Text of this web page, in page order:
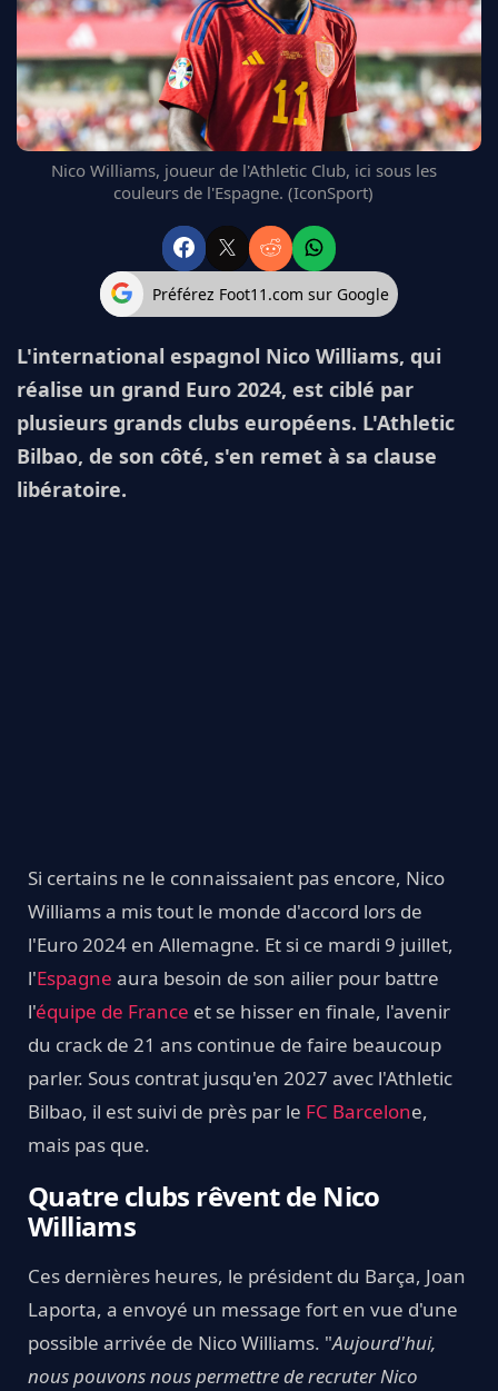
FC BARCELONE
MANCHESTER UNITED
CHELSEA
ARSENAL
BAYERN
L'AVIS DE LA RÉDAC'
Nico Williams, joueur de l'Athletic Club, ici sous les
couleurs de l'Espagne. (IconSport)
Préférez Foot11.com sur Google
L'international espagnol Nico Williams, qui
réalise un grand Euro 2024, est ciblé par
plusieurs grands clubs européens. L'Athletic
Bilbao, de son côté, s'en remet à sa clause
libératoire.
Si certains ne le connaissaient pas encore, Nico
Williams a mis tout le monde d'accord lors de
l'Euro 2024 en Allemagne. Et si ce mardi 9 juillet,
l'Espagne aura besoin de son ailier pour battre
l'équipe de France et se hisser en finale, l'avenir
du crack de 21 ans continue de faire beaucoup
parler. Sous contrat jusqu'en 2027 avec l'Athletic
Bilbao, il est suivi de près par le FC Barcelone,
mais pas que.
Quatre clubs rêvent de Nico
Williams
Ces dernières heures, le président du Barça, Joan
Laporta, a envoyé un message fort en vue d'une
possible arrivée de Nico Williams. "Aujourd'hui,
nous pouvons nous permettre de recruter Nico